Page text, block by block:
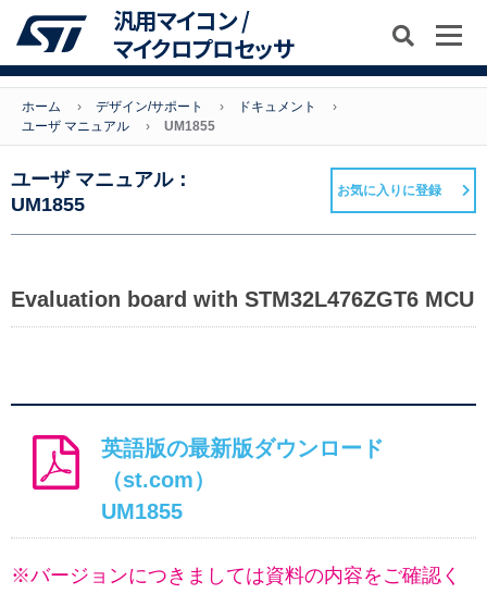
汎用マイコン /
マイクロプロセッサ
ホーム デザイン/サポート
ドキュメント
ユーザ マニュアル
UM1855
ユーザ マニュアル：
UM1855
お気に入りに登録
Evaluation board with STM32L476ZGT6 MCU
英語版の最新版ダウンロード
（st.com）
UM1855
※バージョンにつきましては資料の内容をご確認く